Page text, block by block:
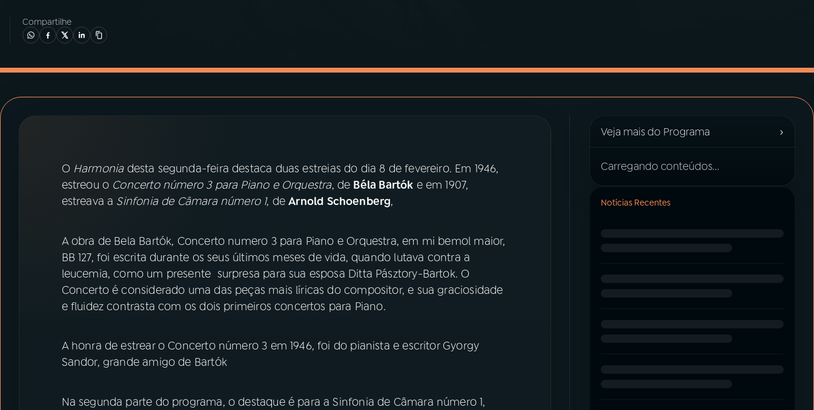
05PODCASTS
ACOMPANHE A RÁDIO MEC
Instagram X
Compartilhe
O Harmonia desta segunda-feira destaca duas estreias do dia 8 de fevereiro. Em 1946,
estreou o Concerto número 3 para Piano e Orquestra, de Béla Bartók e em 1907,
estreava a Sinfonia de Câmara número 1, deArnold Schoenberg,
A obra de Bela Bartók, Concerto numero 3 para Piano e Orquestra, em mi bemol maior,
BB 127, foi escrita durante os seus últimos meses de vida, quando lutava contra a
leucemia, como um presente surpresa para sua esposa Ditta Pásztory-Bartok. O
Concerto é considerado uma das peças mais líricas do compositor, e sua graciosidade
e fluidez contrasta com os dois primeiros concertos para Piano.
A honra de estrear o Concerto número 3 em 1946, foi do pianista e escritor Gyorgy
Sandor, grande amigo de Bartók
Na segunda parte do programa, o destaque é para a Sinfonia de Câmara número 1,
Veja mais do Programa ›
Carregando conteúdos...
Notícias Recentes